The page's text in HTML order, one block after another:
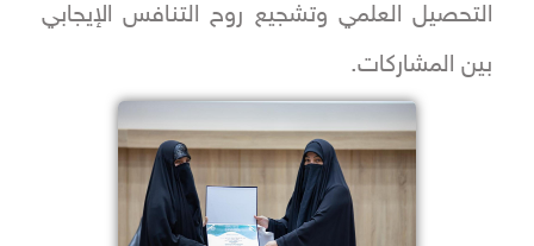
التحصيل العلمي وتشجيع روح التنافس الإيجابي
بين المشاركات.